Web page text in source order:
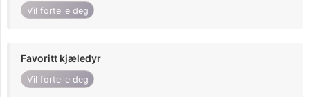
Vil fortelle deg
Favoritt kjæledyr
Vil fortelle deg